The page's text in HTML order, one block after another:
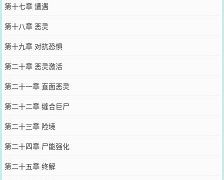
第十七章 遭遇
第十八章 恶灵
第十九章 对抗恐惧
第二十章 恶灵激活
第二十一章 直面恶灵
第二十二章 缝合巨尸
第二十三章 险境
第二十四章 尸能强化
第二十五章 终解